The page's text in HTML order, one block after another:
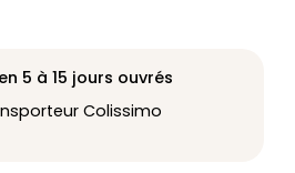
5 à 15 jours ouvrés
Colissimo